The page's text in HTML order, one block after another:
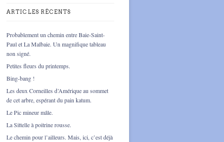
ARTICLES RÉCENTS
Probablement un chemin entre Baie-Saint-
Paul et La Malbaie. Un magnifique tableau
non signé.
Petites fleurs du printemps.
Bing-bang !
Les deux Corneilles d’Amérique au sommet
de cet arbre, espérant du pain katum.
Le Pic mineur mâle.
La Sittelle à poitrine rousse.
Le chemin pour l’ailleurs. Mais, ici, c’est déjà